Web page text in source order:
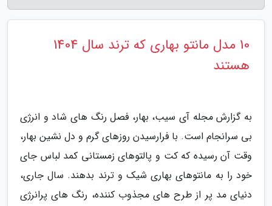
10 مدل مانتو بهاری که ترند سال 1404
هستند
به گزارش مجله آی سیب، بهار، فصل رنگ های شاد و انرژی
بی سرانجام است. با فرارسیدن روزهای گرم و دل نشین بهار،
وقت آن رسیده که کت و پالتوهای زمستانی کمد لباس جای
خود را به مانتوهای بهاری شیک و ترند بدهند. سال جاری،
دنیای مد پر از طرح های مجذوب کننده، رنگ های پرانرژی